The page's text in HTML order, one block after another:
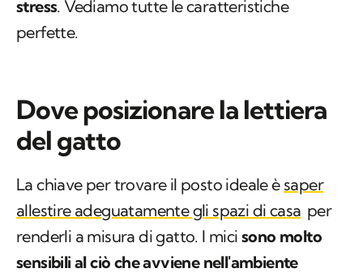
stress. Vediamo tutte le caratteristiche
perfette.
Dove posizionare la lettiera
del gatto
La chiave per trovare il posto ideale è saper
allestire adeguatamente gli spazi di casa per
renderli a misura di gatto. I mici sono molto
sensibili al ciò che avviene nell'ambiente